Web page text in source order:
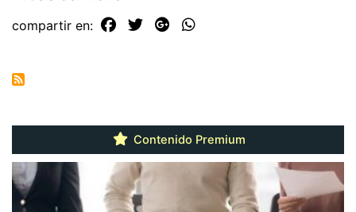
compartir en:
Contenido Premium